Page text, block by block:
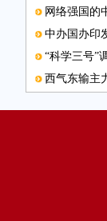
网络强国的
中办国办印
“科学三号”
西气东输主